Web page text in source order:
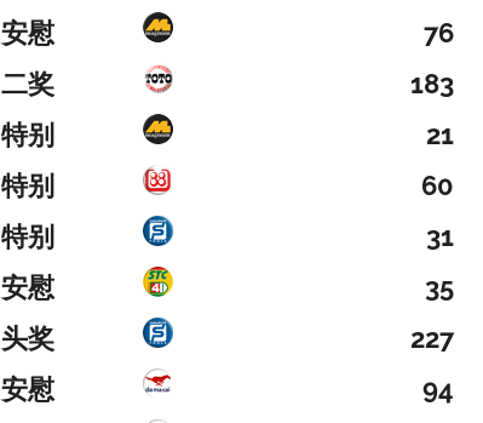
安慰
76
二奖
183
特别
21
特别
60
特别
31
安慰
35
头奖
227
安慰
94